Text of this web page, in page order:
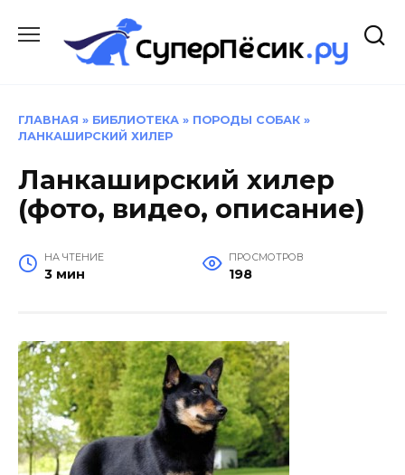
содержанию
ГЛАВНАЯ » БИБЛИОТЕКА » ПОРОДЫ СОБАК »
ЛАНКАШИРСКИЙ ХИЛЕР
Ланкаширский хилер
(фото, видео, описание)
НА ЧТЕНИЕ
3 мин
ПРОСМОТРОВ
198